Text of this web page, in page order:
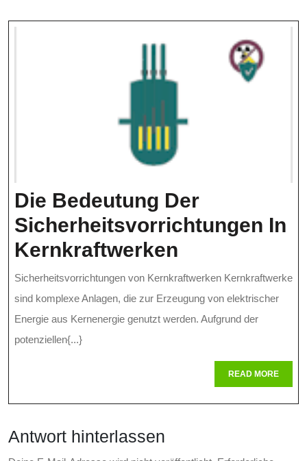
Gesundheit
Die Bedeutung Der
Sicherheitsvorrichtungen In
Kernkraftwerken
Bedeutung
Der
Sicherheitsvorrichtungen von Kernkraftwerken Kernkraftwerke
sind komplexe Anlagen, die zur Erzeugung von elektrischer
Energie aus Kernenergie genutzt werden. Aufgrund der
potenziellen{...}
READ MOREREAD
MORE
Antwort hinterlassen